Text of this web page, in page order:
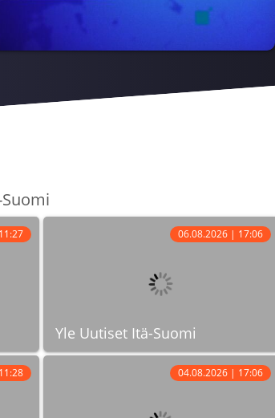
Yle Uutiset Itä-Suomi
06.08.2026 | 17:06
04.08.2026 | 17:06